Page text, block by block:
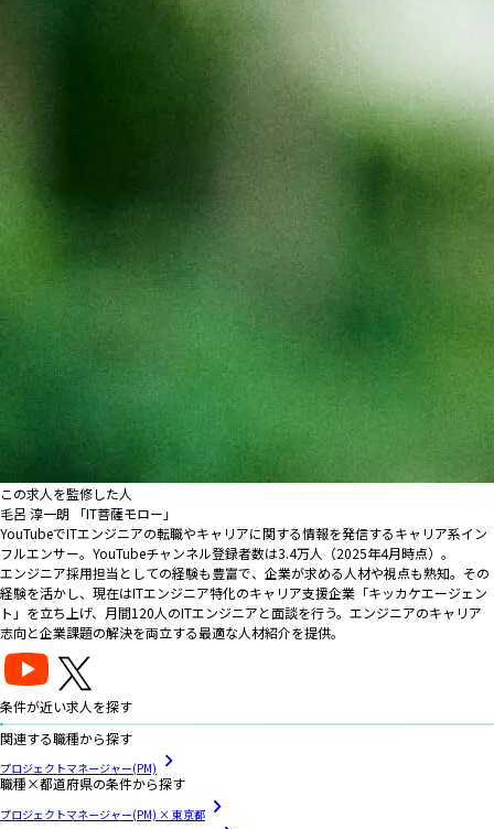
この求人を監修した人
毛呂 淳一朗 「IT菩薩モロー」
YouTubeでITエンジニアの転職やキャリアに関する情報を発信するキャリア系イン
フルエンサー。YouTubeチャンネル登録者数は3.4万人（2025年4月時点）。
エンジニア採用担当としての経験も豊富で、企業が求める人材や視点も熟知。その
経験を活かし、現在はITエンジニア特化のキャリア支援企業「キッカケエージェン
ト」を立ち上げ、月間120人のITエンジニアと面談を行う。エンジニアのキャリア
志向と企業課題の解決を両立する最適な人材紹介を提供。
条件が近い求人を探す
関連する職種から探す
プロジェクトマネージャー(PM)
職種×都道府県の条件から探す
プロジェクトマネージャー(PM) × 東京都